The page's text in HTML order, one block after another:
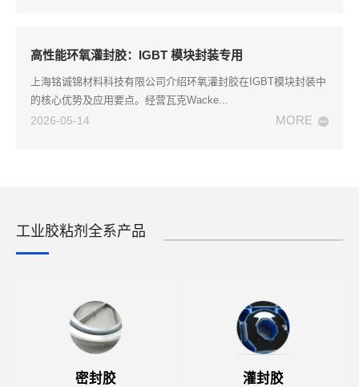
高性能环氧灌封胶：IGBT 模块封装专用
上海铭诚锦材料科技有限公司介绍环氧灌封胶在IGBT模块封装中
的核心优势及应用要点。经营瓦克Wacke...
2026-05-14
MORE
工业胶粘剂全系产品
密封胶 灌封胶